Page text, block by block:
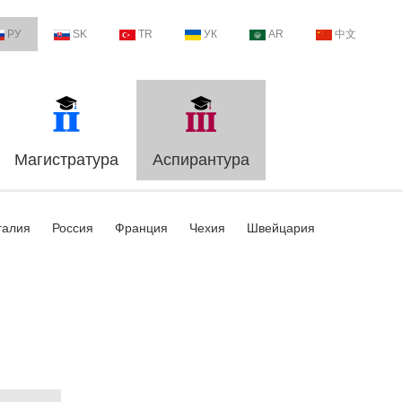
РУ SK TR УК AR 中文
Магистратура Аспирантура
Россия Франция Чехия Швейцария